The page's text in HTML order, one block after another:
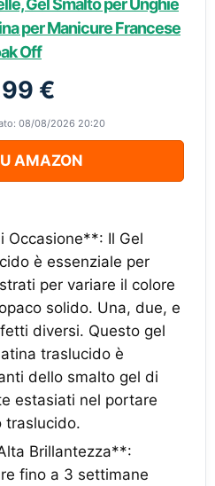
Gel Smalto per Unghie
per Manicure Francese
Off
€
08/08/2026 20:20
AMAZON
Occasione**: Il Gel
è essenziale per
per variare il colore
solido. Una, due, e
diversi. Questo gel
traslucido è
dello smalto gel di
estasiati nel portare
traslucido.
Brillantezza**:
fino a 3 settimane